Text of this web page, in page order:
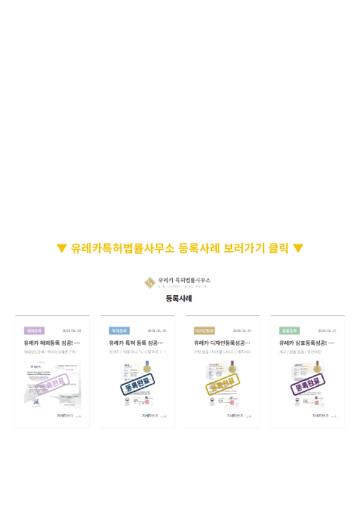
▼ 유레카특허법률사무소 등록사례 보러가기 클릭 ▼